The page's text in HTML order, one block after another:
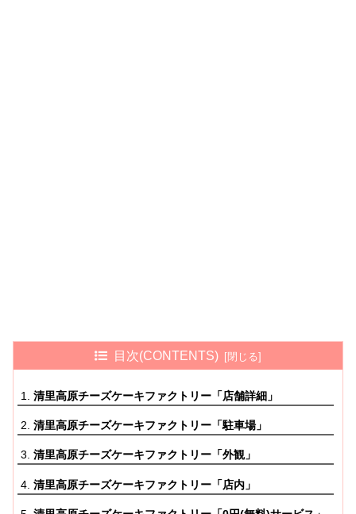
目次(CONTENTS)
清里高原チーズケーキファクトリー「店舗詳細」
清里高原チーズケーキファクトリー「駐車場」
清里高原チーズケーキファクトリー「外観」
清里高原チーズケーキファクトリー「店内」